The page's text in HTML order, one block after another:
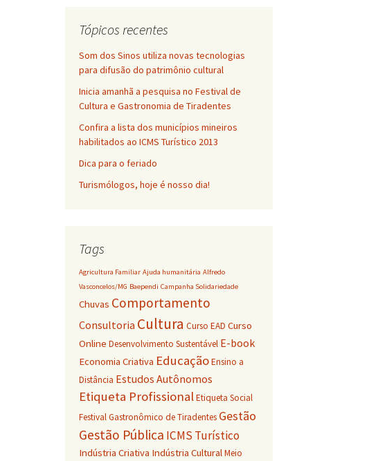
Tópicos recentes
Som dos Sinos utiliza novas tecnologias
para difusão do patrimônio cultural
Inicia amanhã a pesquisa no Festival de
Cultura e Gastronomia de Tiradentes
Confira a lista dos municípios mineiros
habilitados ao ICMS Turístico 2013
Dica para o feriado
Turismólogos, hoje é nosso dia!
Tags
Agricultura Familiar Ajuda humanitária Alfredo
Vasconcelos/MG Baependi Campanha Solidariedade
Chuvas Comportamento
Consultoria Cultura Curso EAD Curso
Online Desenvolvimento Sustentável E-book
Economia Criativa EducaçãoEnsino a
Distância Estudos Autônomos
Etiqueta ProfissionalEtiqueta Social
Festival Gastronômico de Tiradentes Gestão
Gestão Pública ICMS Turístico
Indústria Criativa Indústria CulturalMeio